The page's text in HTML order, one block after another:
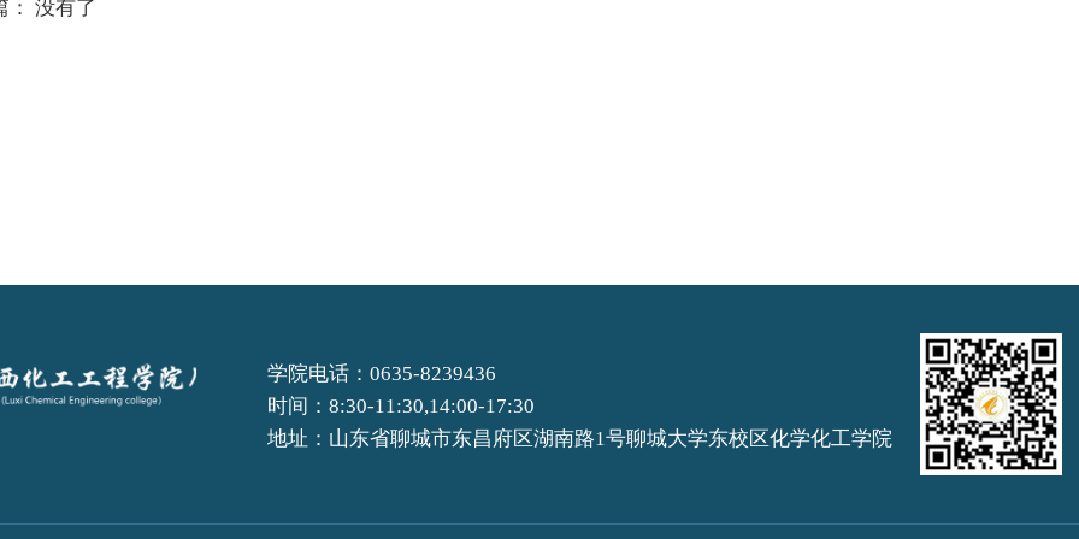
： 没有了
学院电话：0635-8239436
时间：8:30-11:30,14:00-17:30
地址：山东省聊城市东昌府区湖南路1号聊城大学东校区化学化工学院